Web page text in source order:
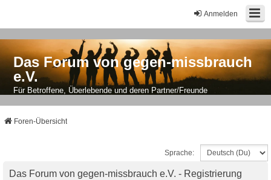
Anmelden
Das Forum von gegen-missbrauch
e.V.
Für Betroffene, Überlebende und deren Partner/Freunde
Foren-Übersicht
Sprache:
Das Forum von gegen-missbrauch e.V. - Registrierung